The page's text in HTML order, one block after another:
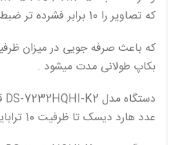
که تصاویر را 10 برابر فشرده تر ضبط میکند
که باعث صرفه جویی در میزان
بکاپ طولانی مدت میشود .
عدد هارد دیسک تا ظرفیت 10 ترابایت را نیز دارد .